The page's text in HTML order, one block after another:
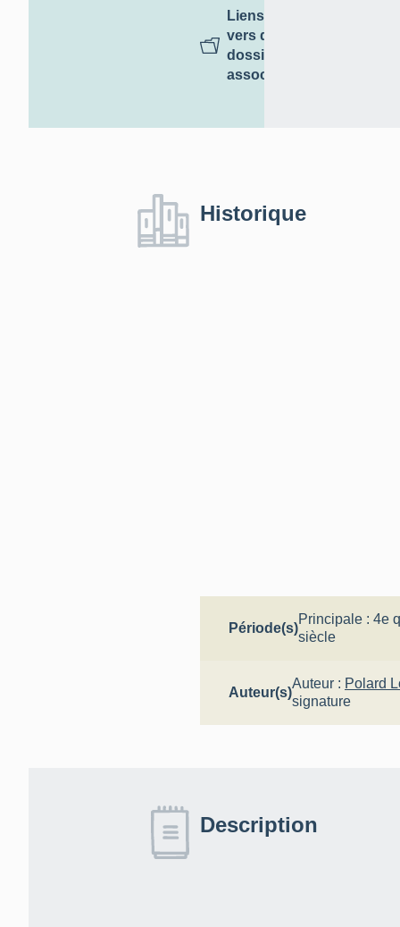
Liens
vers des
dossiers
associés
Historique
Période(s)
Principale : 4e
siècle
Auteur(s)
Auteur : Polard
signature
Description